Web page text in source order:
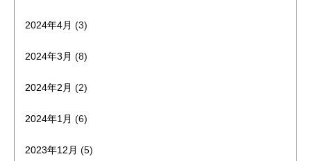
2024年4月 (3)
2024年3月 (8)
2024年2月 (2)
2024年1月 (6)
2023年12月 (5)